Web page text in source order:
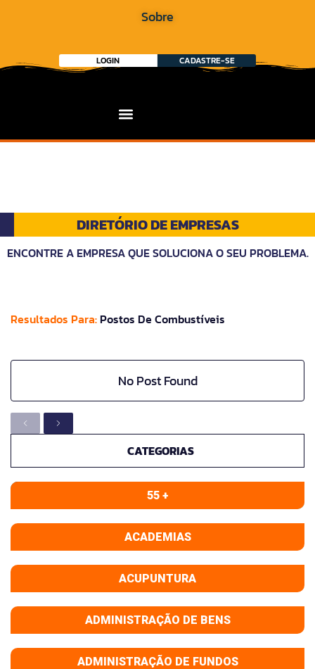
Sobre
LOGIN CADASTRE-SE
DIRETÓRIO DE EMPRESAS
ENCONTRE A EMPRESA QUE SOLUCIONA O SEU PROBLEMA.
Resultados Para: Postos De Combustíveis
No Post Found
CATEGORIAS
55 +
ACADEMIAS
ACUPUNTURA
ADMINISTRAÇÃO DE BENS
ADMINISTRAÇÃO DE FUNDOS